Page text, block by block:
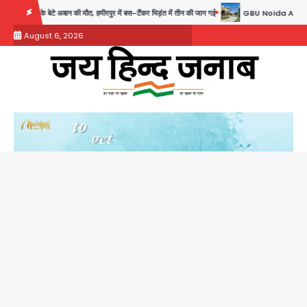
content
मौत, हमीरपुर में बस-टैंकर भिड़ंत में तीन की जान गई GBU Noida AI Centre: जीबीयू में
August 6, 2026